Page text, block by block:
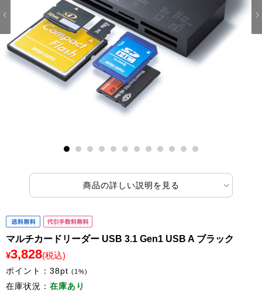
10 11
商品の詳しい説明を見る
マルチカードリーダー USB 3.1 Gen1 USB A ブラック
¥3,828(税込)
ポイント： 38pt (1%)
在庫状況： 在庫あり